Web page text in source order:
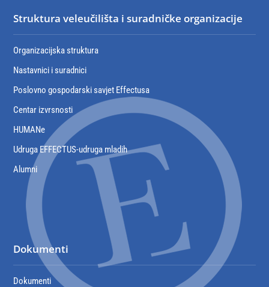
Struktura veleučilišta i suradničke organizacije
Organizacijska struktura
Nastavnici i suradnici
Poslovno gospodarski savjet Effectusa
Centar izvrsnosti
HUMANe
Udruga EFFECTUS-udruga mladih
Alumni
Dokumenti
Dokumenti